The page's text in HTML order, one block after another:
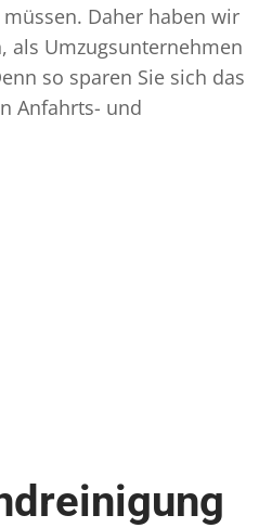
Daher haben wir
als Umzugsunternehmen
so sparen Sie sich das
Anfahrts- und